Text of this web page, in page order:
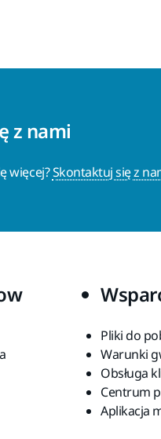
z nami
więcej?Skontaktuj się z
Pliki do
Warunki
Obsługa
Centrum
Aplikacja